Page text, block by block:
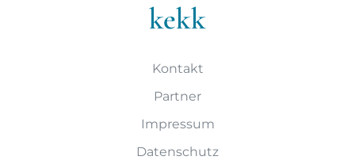
kekk
Kontakt
Partner
Impressum
Datenschutz